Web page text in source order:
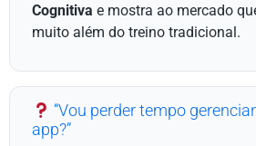
Cognitiva e mostra ao mercado
muito além do treino tradicional.
“Vou perder tempo
app?”